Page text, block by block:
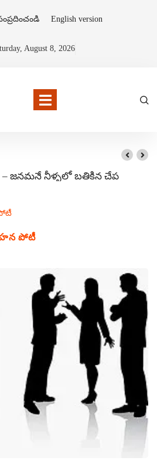
English version
August 8, 2026
– జనమనే నీళ్ళలో బతికిన చేప
పోటీ